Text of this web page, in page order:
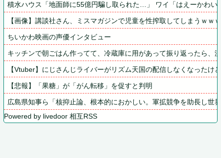
積水ハウス「地面師に55億円騙し取られた…」 ワイ「はえーかわ
【画像】講談社さん、ミスマガジンで児童を性搾取してしまうｗｗ
ちいかわ映画の声優インタビュー
キッチンで朝ごはん作ってて、冷蔵庫に用があって振り返ったら、
【Vtuber】にじさんじライバーがリズム天国の配信しなくなった
【悲報】「果糖」が「がん転移」を促すと判明
広島県知事ら「核抑止論、根本的におかしい。軍拡競争を助長し世
Powered by livedoor 相互RSS